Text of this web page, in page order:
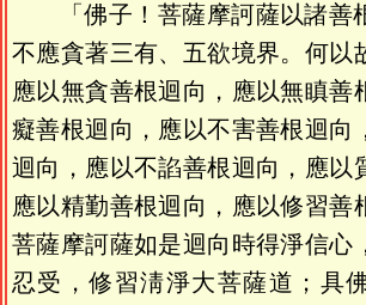
「佛子！菩薩摩訶薩以諸善
不應貪著三有、五欲境界。何以
應以無貪善根迴向，應以無瞋善
癡善根迴向，應以不害善根迴向
迴向，應以不諂善根迴向，應以
應以精勤善根迴向，應以修習善
菩薩摩訶薩如是迴向時得淨信心
忍受，修習淸淨大菩薩道；具